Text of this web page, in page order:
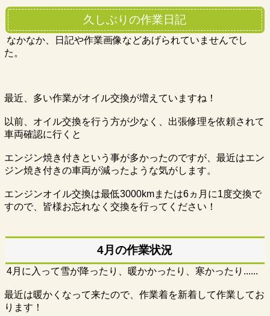
久しぶりの作業日記
なかなか、日記や作業画像などあげられていませんでし
た。
最近、多い作業がオイル交換が増えていますね！
以前、オイル交換を行う方が少なく、出張修理を依頼されて
車両確認に行くと
エンジン焼き付きという事が多かったのですが、最近はエン
ジン焼き付きの車両が減ったような気がします。
エンジンオイル交換は最低3000kmまたは6ヵ月に1度交換で
すので、皆様お忘れなく交換を行ってください！
4月の作業状況
4月に入って雪が降ったり、暖かかったり、寒かったり......
最近は暖かくなって来たので、作業着を新着して作業してお
ります！